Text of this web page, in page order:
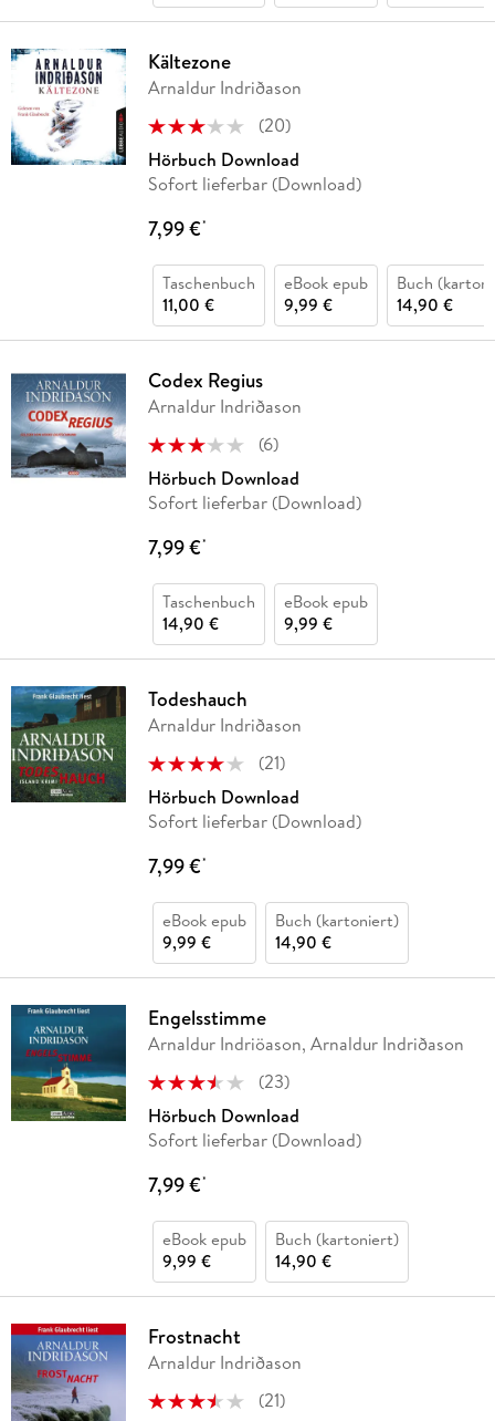
Kältezone
Arnaldur Indriðason
(20)
Hörbuch Download
Sofort lieferbar (Download)
7,99 €*
Taschenbuch
11,00 €
eBook epub
9,99 €
Buch
14,90 €
Codex Regius
Arnaldur Indriðason
(6)
Hörbuch Download
Sofort lieferbar (Download)
7,99 €*
Taschenbuch
14,90 €
eBook epub
9,99 €
Todeshauch
Arnaldur Indriðason
(21)
Hörbuch Download
Sofort lieferbar (Download)
7,99 €*
eBook epub
9,99 €
Buch (kartoniert)
14,90 €
Engelsstimme
Arnaldur Indriöason, Arnaldur Indriðason
(23)
Hörbuch Download
Sofort lieferbar (Download)
7,99 €*
eBook epub
9,99 €
Buch (kartoniert)
14,90 €
Frostnacht
Arnaldur Indriðason
(21)